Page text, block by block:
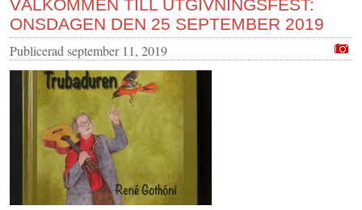
VÄLKOMMEN TILL UTGIVNINGSFEST:
ONSDAGEN DEN 25 SEPTEMBER 2019
Publicerad september 11, 2019